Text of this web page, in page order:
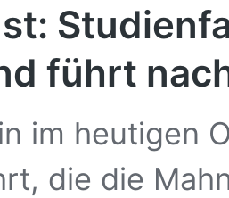
führt
im heutigen
die die